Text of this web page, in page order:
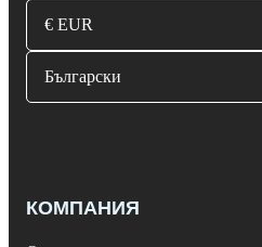
€ EUR
Български
КОМПАНИЯ